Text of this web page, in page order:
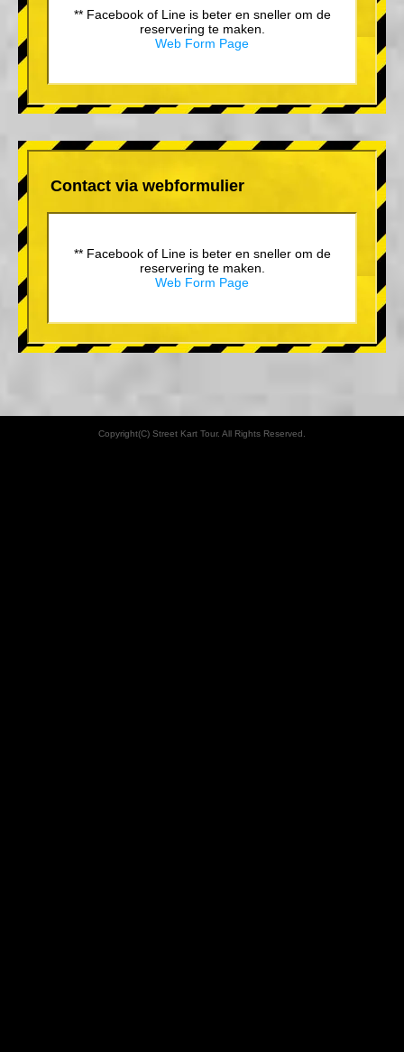
** Facebook of Line is beter en sneller om de
reservering te maken.
Web Form Page
Contact via webformulier
** Facebook of Line is beter en sneller om de
reservering te maken.
Web Form Page
Copyright(C) Street Kart Tour. All Rights Reserved.